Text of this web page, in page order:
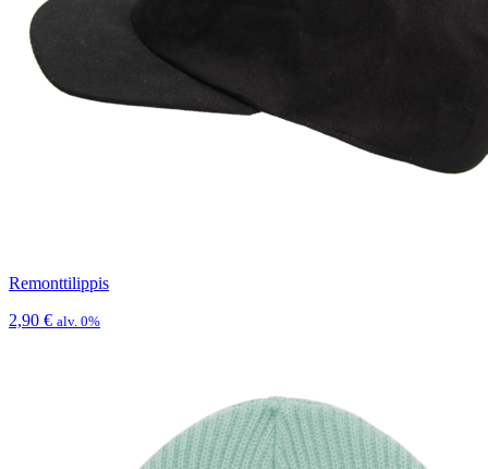
Remonttilippis
2,90 € alv. 0%